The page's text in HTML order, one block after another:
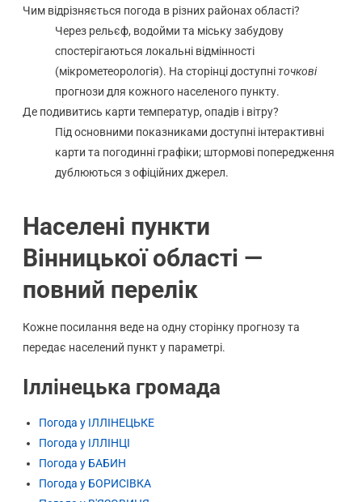
Чим відрізняється погода в різних районах області?
Через рельєф, водойми та міську забудову
спостерігаються локальні відмінності
(мікрометеорологія). На сторінці доступніточкові
прогнози для кожного населеного пункту.
Де подивитись карти температур, опадів і вітру?
Під основними показниками доступні інтерактивні
карти та погодинні графіки; штормові попередження
дублюються з офіційних джерел.
Населені пункти
Вінницької області —
повний перелік
Кожне посилання веде на одну сторінку прогнозу та
передає населений пункт у параметрі.
Іллінецька громада
Погода у ІЛЛІНЕЦЬКЕ
Погода у ІЛЛІНЦІ
Погода у БАБИН
Погода у БОРИСІВКА